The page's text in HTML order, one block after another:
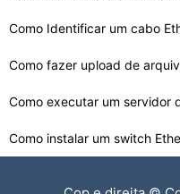
Como posso alterar o meu
Verifica Mailserver DNS
Como Identificar um cabo
Como executar um servidor
Como instalar um switch